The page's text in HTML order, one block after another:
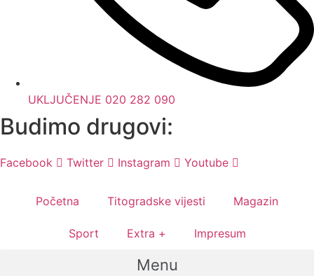
UKLJUČENJE 020 282 090
Budimo drugovi:
Facebook Twitter Instagram Youtube
Početna Titogradske vijesti Magazin
Sport Extra + Impresum
Menu